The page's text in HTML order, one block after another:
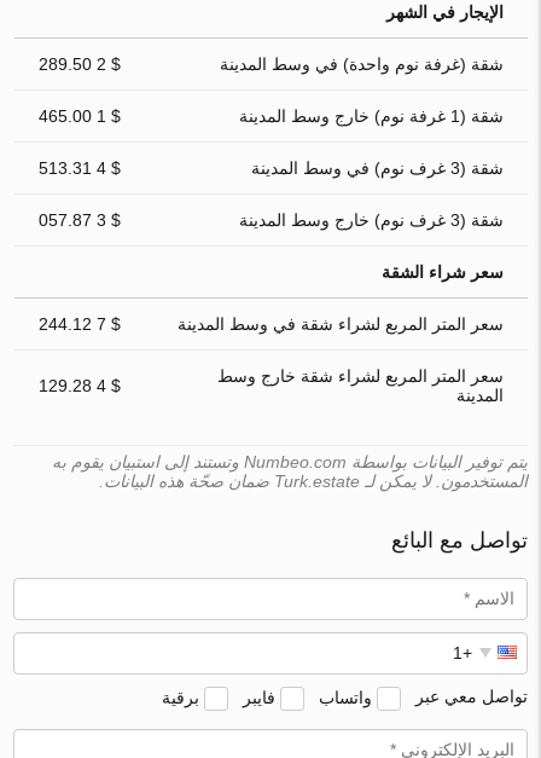
الإيجار في الشهر
شقة (غرفة نوم واحدة) في وسط المدينة $ 2 289.50
شقة (1 غرفة نوم) خارج وسط المدينة $ 1 465.00
شقة (3 غرف نوم) في وسط المدينة $ 4 513.31
شقة (3 غرف نوم) خارج وسط المدينة $ 3 057.87
سعر شراء الشقة
سعر المتر المربع لشراء شقة في وسط المدينة $ 7 244.12
سعر المتر المربع لشراء شقة خارج وسط
المدينة
$ 4 129.28
يتم توفير البيانات بواسطة Numbeo.com وتستند إلى استبيان يقوم به
المستخدمون. لا يمكن لـ Turk.estate ضمان صحّة هذه البيانات.
تواصل مع البائع
تواصل معي عبر واتساب فايبر برقية